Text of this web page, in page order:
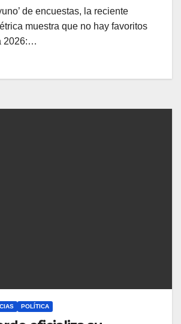
de encuestas, la reciente
muestra que no hay favoritos
2026:…
POLÍTICA